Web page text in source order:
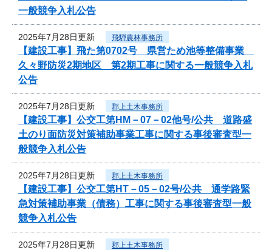
一般競争入札公告
2025年7月28日更新 飛騨農林事務所
【建設工事】飛た第0702号 県営ため池等整備事業
久々野防災2期地区 第2期工事に関する一般競争入札
公告
2025年7月28日更新 郡上土木事務所
【建設工事】公交工第HM－07－02他号/公共 道路盛
土のり面防災対策補助事業工事に関する事後審査型一
般競争入札公告
2025年7月28日更新 郡上土木事務所
【建設工事】公交工第HT－05－02号/公共 通学路緊
急対策補助事業（債務）工事に関する事後審査型一般
競争入札公告
2025年7月28日更新 郡上土木事務所